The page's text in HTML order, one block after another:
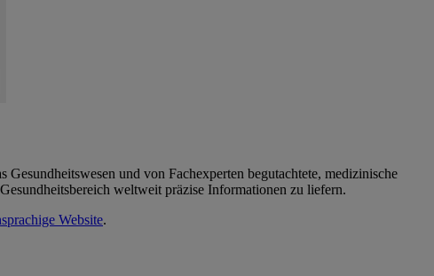
und von Fachexperten begutachtete, medizinische
weltweit präzise Informationen zu liefern.
Website.